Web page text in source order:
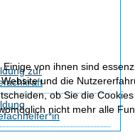
zurvon ihnen sind
und die
ob Sie die
nicht mehr alle